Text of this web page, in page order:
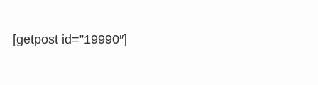
[getpost id=”19990″]